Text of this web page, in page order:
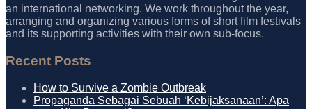
an international networking. We work throughout the year,
arranging and organizing various forms of short film festivals
and its supporting activities with their own sub-focus.
Recent Posts
How to Survive a Zombie Outbreak
Propaganda Sebagai Sebuah ‘Kebijaksanaan’: Apa